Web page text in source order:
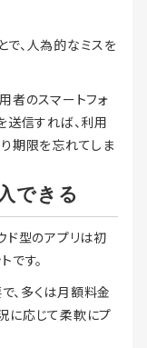
、人為的なミスを
者のスマートフォ
送信すれば、利用
期限を忘れてしま
できる
ド型のアプリは初
です。
、多くは月額料金
に応じて柔軟にプ